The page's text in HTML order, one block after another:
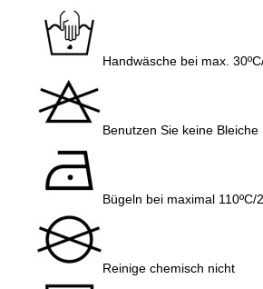
Handwäsche bei max.
Benutzen Sie keine Bleiche
Bügeln bei maximal 110ºC/
Reinige chemisch nicht